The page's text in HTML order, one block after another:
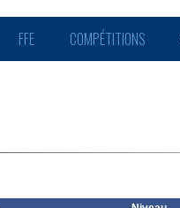
FFE COMPÉTITIONS